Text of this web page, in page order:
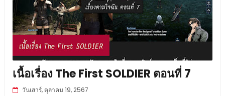
เนื้อเรื่อง The First SOLDIER ตอนที่ 7
วันเสาร์, ตุลาคม 19, 2567